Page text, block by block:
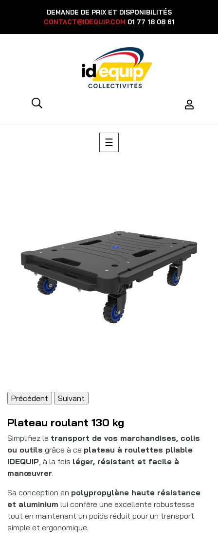
DEMANDE DE PRIX ET DISPONIBILITÉS
CONTACT@IDEQUIP.COM 01 77 18 08 61
Basculer
la
☰
Précédent Suivant
Plateau roulant 130 kg
Simplifiez le transport de vos marchandises, colis
ou outils grâce à ce plateau à roulettes pliable
IDEQUIP, à la fois léger, résistant et facile à
manœuvrer.
Sa conception en polypropylène haute résistance
et aluminium lui confère une excellente robustesse
tout en maintenant un poids réduit pour un transport
simple et ergonomique.